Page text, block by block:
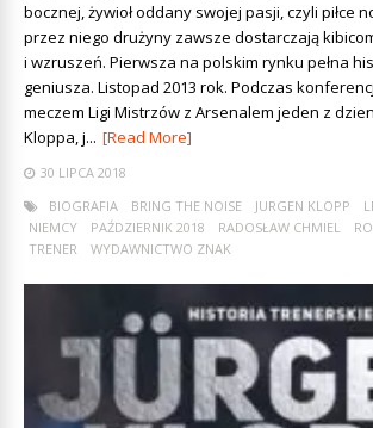
bocznej, żywioł oddany swojej pasji, czyli piłce
przez niego drużyny zawsze dostarczają
i wzruszeń. Pierwsza na polskim rynku pełna
geniusza. Listopad 2013 rok. Podczas
meczem Ligi Mistrzów z Arsenalem jeden z
Kloppa, j... [Read More]
30 LIPCA 2018
BIOGRAFIA
BRING THE NOISE JURGEN KLOPP
NIEMCY
PAŹDZIERNIK 2018 RADOSŁAW CHMIEL
TRENER
WYDAWNICTWO ZNAK